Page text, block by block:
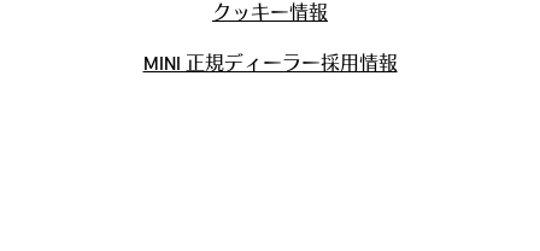
クッキー情報
MINI 正規ディーラー採用情報